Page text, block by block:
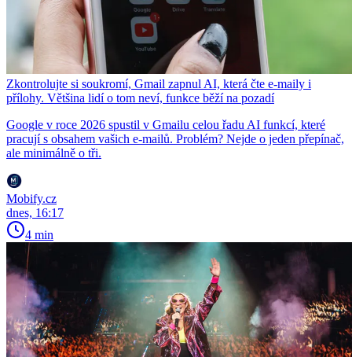
Zkontrolujte si soukromí, Gmail zapnul AI, která čte e-maily i
přílohy. Většina lidí o tom neví, funkce běží na pozadí
Google v roce 2026 spustil v Gmailu celou řadu AI funkcí, které
pracují s obsahem vašich e-mailů. Problém? Nejde o jeden přepínač,
ale minimálně o tři.
Mobify.cz
dnes, 16:17
4 min